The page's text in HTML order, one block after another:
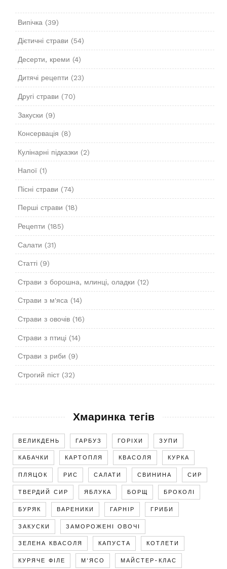
Випічка (39)
Дієтичні страви (54)
Десерти, креми (4)
Дитячі рецепти (23)
Другі страви (70)
Закуски (9)
Консервація (8)
Кулінарні підказки (2)
Напої(1)
Пісні страви (74)
Перші страви (18)
Рецепти (185)
Салати (31)
Статті (9)
Страви з борошна, млинці, оладки (12)
Страви з м'яса(14)
Страви з овочів(16)
Страви з птиці (14)
Страви з риби (9)
Строгий піст(32)
Хмаринка тегів
ВЕЛИКДЕНЬ ГАРБУЗ ГОРІХИ ЗУПИ
КАБАЧКИ КАРТОПЛЯ КВАСОЛЯ КУРКА
ПЛЯЦОК РИС САЛАТИ СВИНИНА СИР
ТВЕРДИЙ СИР ЯБЛУКА БОРЩ БРОКОЛІ
БУРЯК ВАРЕНИКИ ГАРНІР ГРИБИ
ЗАКУСКИ ЗАМОРОЖЕНІ ОВОЧІ
ЗЕЛЕНА КВАСОЛЯ КАПУСТА КОТЛЕТИ
КУРЯЧЕ ФІЛЕ М'ЯСО МАЙСТЕР-КЛАС